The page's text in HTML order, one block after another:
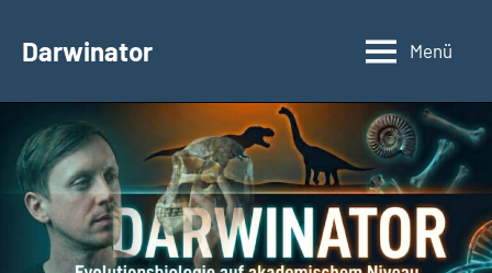
InhaltDarwinator
Evolutionsbiologie
Menü